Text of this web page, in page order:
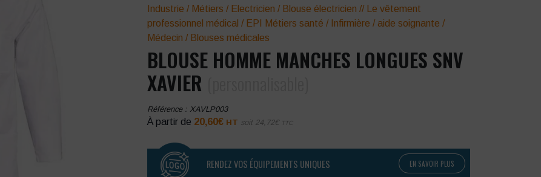
Industrie / Métiers / Electricien / Blouse électricien //
Le vêtement
professionnel médical / EPI Métiers santé / Infirmière / aide soignante /
Médecin / Blouses médicales
BLOUSE HOMME MANCHES LONGUES SNV
XAVIER
Référence : XAVLP003
À partir de 20,60€ HT soit 24,72€ TTC
RENDEZ VOS ÉQUIPEMENTS UNIQUES EN SAVOIR PLUS